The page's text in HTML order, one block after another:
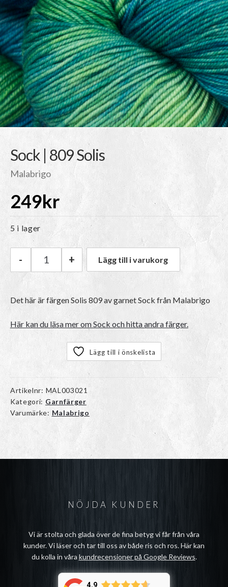
Sock | 809 Solis
Malabrigo
249kr
5 i lager
Malabrigo Sock | 809 Solis mängd
- + Lägg till i varukorg
Det här är färgenSolis 809av garnetSock från Malabrigo
Här kan du läsa mer om Sock och hitta andra färger.
Lägg till i önskelista
Artikelnr: MAL003021
Kategori: Garnfärger
Varumärke: Malabrigo
NÖJDA KUNDER
Vi är stolta och glada över de fina betyg vi får från våra
kunder. Vi läser och tar till oss av både ris och ros. Här kan
du kolla in våra kundrecensioner på Google Reviews.
4.9